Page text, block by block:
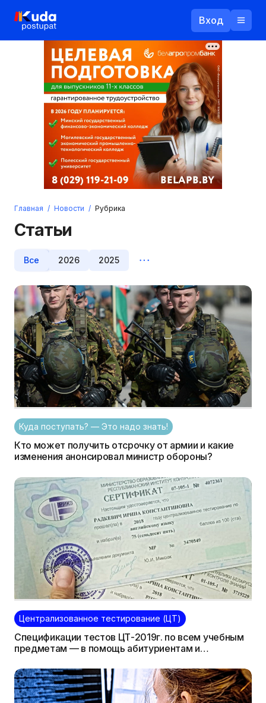
Вход
Логин
Пароль
Войти
Назад
Ваш email
Главная / Новости / Рубрика
Статьи
Все 2026 2025
Куда поступать? — Это надо знать!
Кто может получить отсрочку от армии и какие
изменения анонсировал министр обороны?
Централизованное тестирование (ЦТ)
Спецификации тестов ЦТ-2019г. по всем учебным
предметам — в помощь абитуриентам и